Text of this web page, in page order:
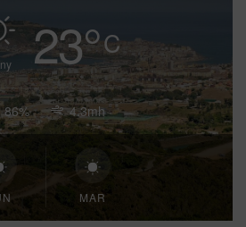
23°C
86% 4.3mh
MAR